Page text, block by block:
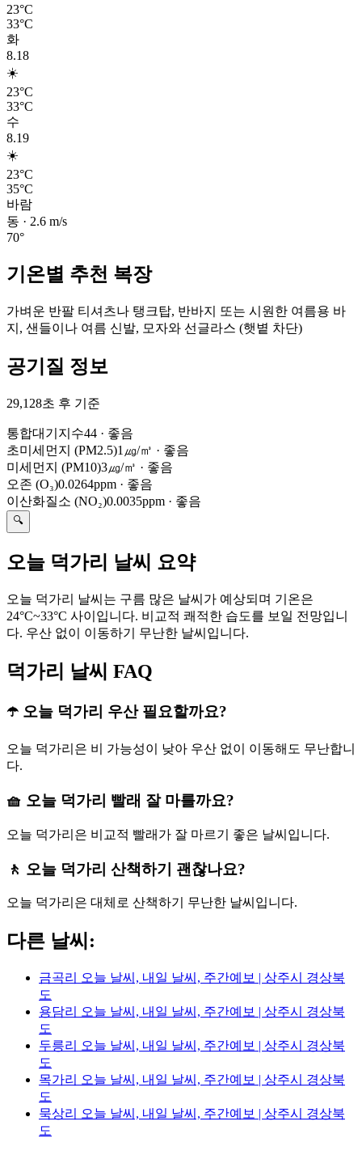
23°C
33°C
화
8.18
☀️
23°C
33°C
수
8.19
☀️
23°C
35°C
바람
동 · 2.6 m/s
70°
기온별 추천 복장
가벼운 반팔 티셔츠나 탱크탑, 반바지 또는 시원한 여름용 바
지, 샌들이나 여름 신발, 모자와 선글라스 (햇볕 차단)
공기질 정보
29,128초 후 기준
통합대기지수44 · 좋음
초미세먼지 (PM2.5)1㎍/㎥ · 좋음
미세먼지 (PM10)3㎍/㎥ · 좋음
오존 (O₃)0.0264ppm · 좋음
이산화질소 (NO₂)0.0035ppm · 좋음
🔍
오늘 덕가리 날씨 요약
오늘 덕가리 날씨는 구름 많은 날씨가 예상되며 기온은
24°C~33°C 사이입니다. 비교적 쾌적한 습도를 보일 전망입니
다. 우산 없이 이동하기 무난한 날씨입니다.
덕가리 날씨 FAQ
☂️ 오늘 덕가리 우산 필요할까요?
오늘 덕가리은 비 가능성이 낮아 우산 없이 이동해도 무난합니
다.
🧺 오늘 덕가리 빨래 잘 마를까요?
오늘 덕가리은 비교적 빨래가 잘 마르기 좋은 날씨입니다.
🚶 오늘 덕가리 산책하기 괜찮나요?
오늘 덕가리은 대체로 산책하기 무난한 날씨입니다.
다른 날씨:
금곡리 오늘 날씨, 내일 날씨, 주간예보 | 상주시 경상북
도
용담리 오늘 날씨, 내일 날씨, 주간예보 | 상주시 경상북
도
두릉리 오늘 날씨, 내일 날씨, 주간예보 | 상주시 경상북
도
목가리 오늘 날씨, 내일 날씨, 주간예보 | 상주시 경상북
도
묵상리 오늘 날씨, 내일 날씨, 주간예보 | 상주시 경상북
도